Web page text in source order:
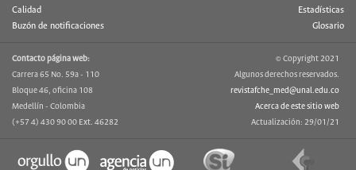
Calidad
Buzón de notificaciones
Estadísticas
Glosario
Contacto página web:
Carrera 65 No. 59a - 110
Bloque 46, oficina 108
Medellín - Colombia
(+57 4) 430 90 00 Ext. 46282
© Copyright 2021
Algunos derechos reservados.
revistafche_med@unal.edu.co
Acerca de este sitio web
Actualización: 29/01/21